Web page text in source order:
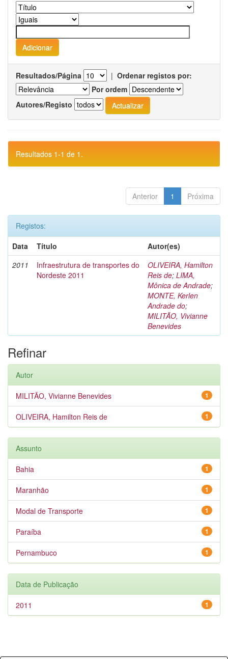
Resultados/Página | Ordenar registos por:
Por ordem
Autores/Registo
Resultados 1-1 de 1.
Anterior 1 Próxima
Registos:
Data
Título
Autor(es)
2011
Infraestrutura de transportes do
Nordeste 2011
OLIVEIRA, Hamilton
Reis de; LIMA,
Mônica de Andrade;
MONTE, Kerlen
Andrade do;
MILITÃO, Vivianne
Benevides
Refinar
Autor
1
MILITÃO, Vivianne Benevides
1
OLIVEIRA, Hamilton Reis de
Assunto
1
Bahia
1
Maranhão
1
Modal de Transporte
1
Paraíba
1
Pernambuco
Data de Publicação
1
2011